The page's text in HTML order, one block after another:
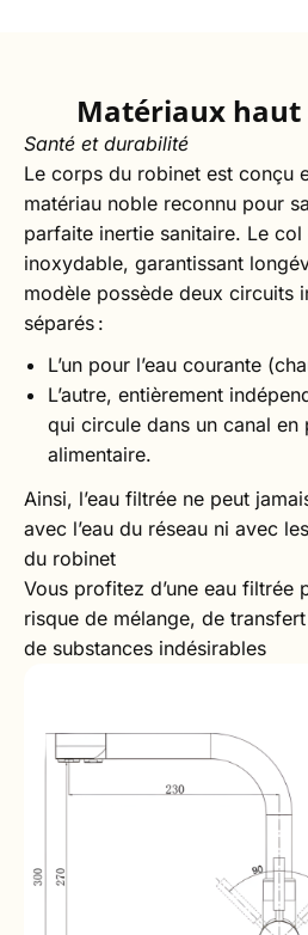
Matériaux haut
Santé et durabilité
Le corps du robinet est conçu
matériau noble reconnu pour
parfaite inertie sanitaire. Le
inoxydable, garantissant
modèle possède deux circuits
séparés :
L’un pour l’eau courante
L’autre, entièrement
qui circule dans un canal
alimentaire.
Ainsi, l’eau filtrée ne peut
avec l’eau du réseau ni avec
du robinet
Vous profitez d’une eau filtrée
risque de mélange, de
de substances indésirables